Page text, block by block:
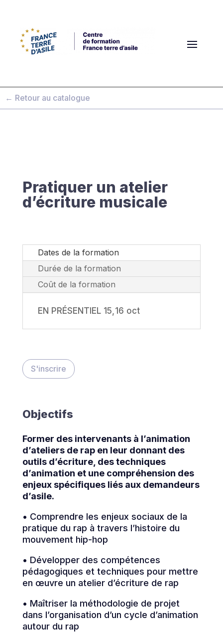
← Retour au catalogue
Pratiquer un atelier
d’écriture musicale
Dates de la formation
Durée de la formation
Coût de la formation
EN PRÉSENTIEL 15, 16 oct
S'inscrire
Objectifs
Former des intervenants à l’animation
d’ateliers de rap en leur donnant des
outils d’écriture, des techniques
d’animation et une compréhension des
enjeux spécifiques liés aux demandeurs
d’asile.
• Comprendre les enjeux sociaux de la
pratique du rap à travers l’histoire du
mouvement hip-hop
• Développer des compétences
pédagogiques et techniques pour mettre
en œuvre un atelier d’écriture de rap
• Maîtriser la méthodologie de projet
dans l’organisation d’un cycle d’animation
autour du rap